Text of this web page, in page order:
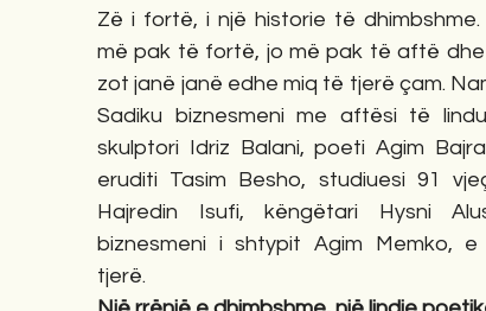
Zë i fortë, i një historie të dhimbshme.
më pak të fortë, jo më pak të aftë
zot janë janë edhe miq të tjerë çam.
Sadiku biznesmeni me aftësi të
skulptori Idriz Balani, poeti Agim
eruditi Tasim Besho, studiuesi 91
Hajredin Isufi, këngëtari Hysni
biznesmeni i shtypit Agim Memko,
tjerë.